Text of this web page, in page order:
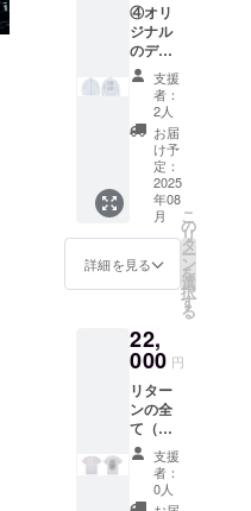
④オリ
ジナル
のデザ
イン
ジャー
ジで
す。
支援
者：
2人
お届
け予
定：
2025
年08
月
詳細を見る
こ
の
リ
タ
ー
ン
を
選
択
す
る
22,
000 円
リター
ンの全
て（お
礼メッ
セー
ジ・お
礼の手
支援
者：
0人